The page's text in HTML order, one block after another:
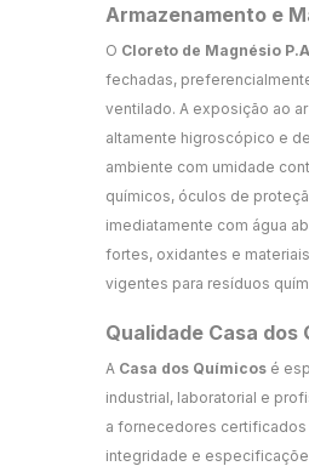
Armazenamento e
O Cloreto de Magnésio
fechadas,
ventilado. A exposição ao
altamente higroscópico e
ambiente com umidade
químicos, óculos de
imediatamente com água
fortes, oxidantes e
vigentes para resíduos
Qualidade Casa dos
A Casa dos Químicos é
industrial, laboratorial e
a fornecedores
integridade e